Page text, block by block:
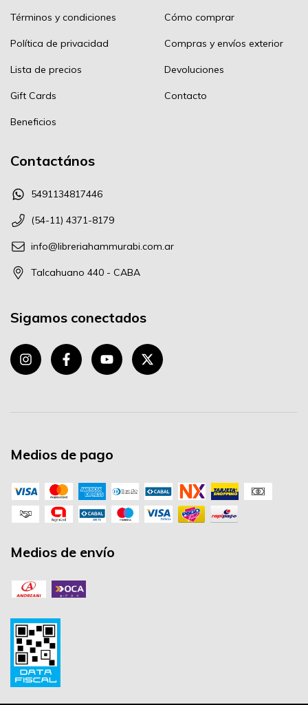
Términos y condiciones
Política de privacidad
Lista de precios
Gift Cards
Beneficios
Cómo comprar
Compras y envíos exterior
Devoluciones
Contacto
Contactános
5491134817446
(54-11) 4371-8179
info@libreriahammurabi.com.ar
Talcahuano 440 - CABA
Sigamos conectados
Medios de pago
Medios de envío